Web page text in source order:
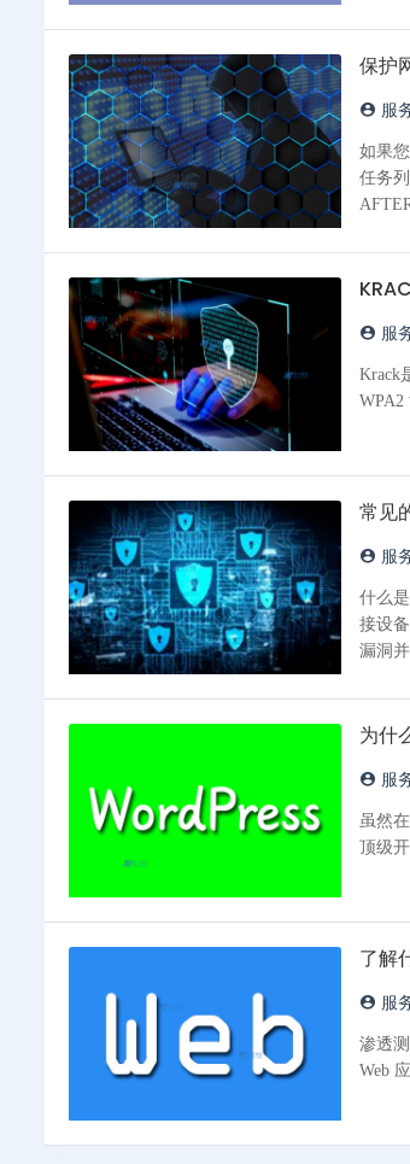
保护
服
如果
任务
服
Krack
常见
服
什么
接设备
漏洞
为什
服
虽然
了解
服
渗透